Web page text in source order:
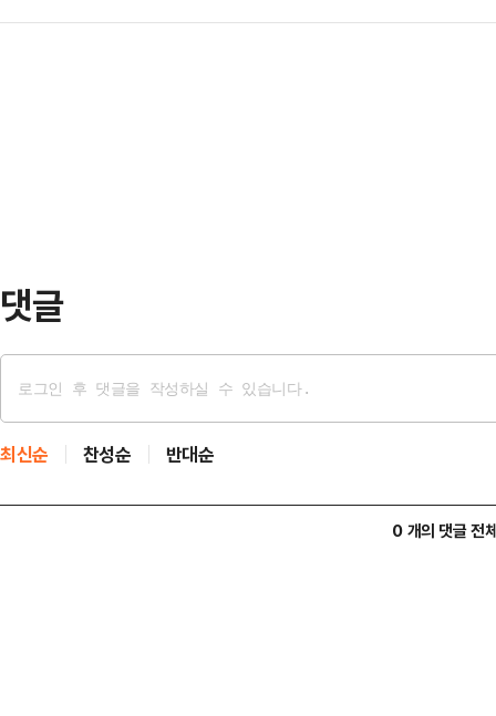
빙수 3종(애플망고 빙수, 우리 팥
여름 시즌을 맞아 제철 식재료를 활
댓글
최신순 찬성순 반대순
0 개의 댓글 전